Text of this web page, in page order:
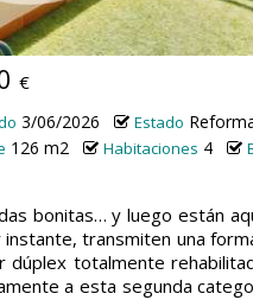
€
3/06/2026 Estado
126 m2 Habitaciones 4
bonitas… y luego están
transmiten una
dúplex totalmente
a esta segunda